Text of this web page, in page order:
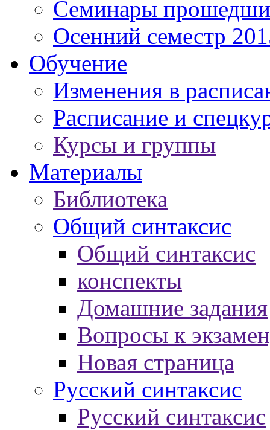
Семинары
Осенний семестр
Обучение
Изменения в
Расписание и
Курсы и группы
Материалы
Библиотека
Общий синтаксис
Общий синтаксис
конспекты
Домашние задания
Вопросы к
Новая страница
Русский синтаксис
Русский синтаксис